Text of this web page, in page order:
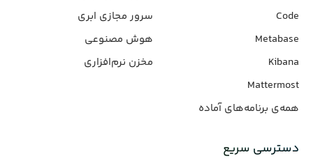
Code
Metabase
Kibana
Mattermost
همه‌ی برنامه‌های آماده
سرور مجازی ابری
هوش مصنوعی
مخزن نرم‌افزاری
دسترسی سریع